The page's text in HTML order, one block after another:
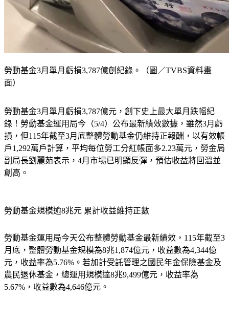
勞動基金3月單月虧損3,787億創紀錄。（圖／TVBS資料畫
勞動基金3月單月虧損3,787億元，創下史上最大單月跌幅紀
錄！勞動基金運用局今（5/4）公布最新績效數據，雖然3月虧
損，但115年截至3月底整體勞動基金仍維持正報酬，以有效帳
戶1,292萬戶計算，平均每位勞工分紅帳面多2.23萬元，勞金局
副局長劉麗茹表示，4月市場已明顯反彈，預估收益將回溫並
勞動基金運用局今天公布整體勞動基金最新績效，115年截至3
月底，整體勞動基金規模為8兆1,874億元，收益數為4,344億
元，收益率為5.76%。若加計受託管理之國民年金保險基金及
農民退休基金，總運用規模達8兆9,499億元，收益率為